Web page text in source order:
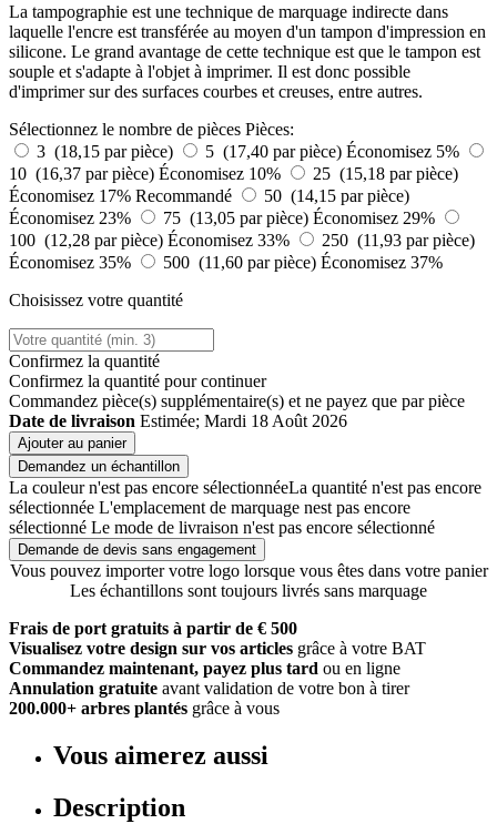
La tampographie est une technique de marquage indirecte dans
laquelle l'encre est transférée au moyen d'un tampon d'impression en
silicone. Le grand avantage de cette technique est que le tampon est
souple et s'adapte à l'objet à imprimer. Il est donc possible
d'imprimer sur des surfaces courbes et creuses, entre autres.
Sélectionnez le nombre de pièces Pièces:
3 (18,15 par pièce)
5 (17,40 par pièce) Économisez 5%
10 (16,37 par pièce) Économisez 10%
25 (15,18 par pièce)
Économisez 17% Recommandé
50 (14,15 par pièce)
Économisez 23%
75 (13,05 par pièce) Économisez 29%
100 (12,28 par pièce) Économisez 33%
250 (11,93 par pièce)
Économisez 35%
500 (11,60 par pièce) Économisez 37%
Choisissez votre quantité
Confirmez la quantité
Confirmez la quantité pour continuer
Commandez pièce(s) supplémentaire(s) et ne payez que par pièce
Date de livraison Estimée; Mardi 18 Août 2026
Ajouter au panier
Demandez un échantillon
La couleur n'est pas encore sélectionnéeLa quantité n'est pas encore
sélectionnée L'emplacement de marquage nest pas encore
sélectionné Le mode de livraison n'est pas encore sélectionné
Demande de devis sans engagement
Vous pouvez importer votre logo lorsque vous êtes dans votre panier
Les échantillons sont toujours livrés sans marquage
Frais de port gratuits à partir de € 500
Visualisez votre design sur vos articles grâce à votre BAT
Commandez maintenant, payez plus tard ou en ligne
Annulation gratuite avant validation de votre bon à tirer
200.000+ arbres plantés grâce à vous
Vous aimerez aussi
Description